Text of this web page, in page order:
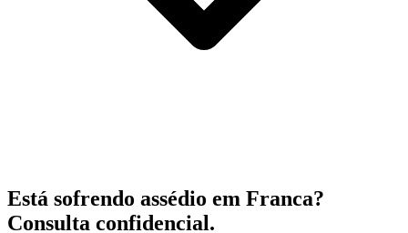
Está sofrendo assédio em Franca?
Consulta confidencial.